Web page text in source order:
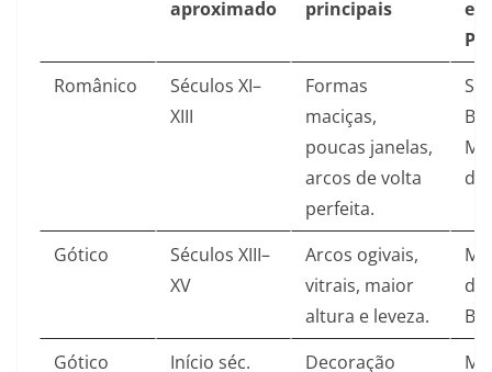
aproximado
principais
em
Românico
Séculos XI–
XIII
Formas
maciças,
poucas janelas,
arcos de volta
perfeita.​
Sé
de
Gótico
Séculos XIII–
XV
Arcos ogivais,
vitrais, maior
altura e leveza.​
da
Gótico
Início séc. Decoração